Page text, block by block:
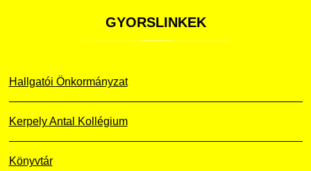
GYORSLINKEK
Hallgatói Önkormányzat
Kerpely Antal Kollégium
Könyvtár